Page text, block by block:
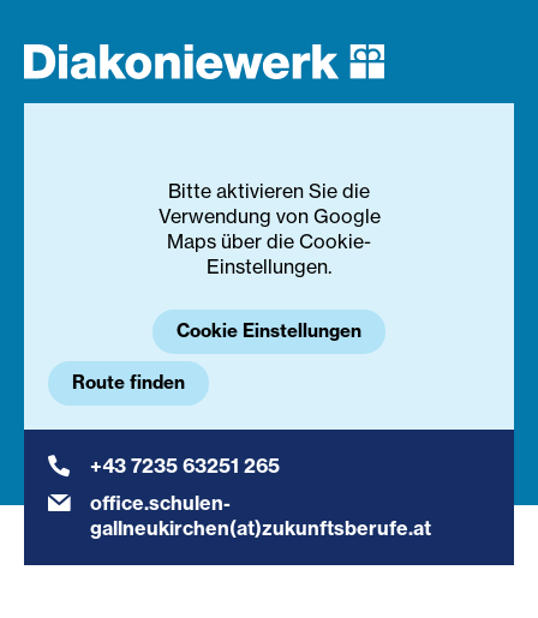
Bitte aktivieren Sie die
Verwendung von Google
Maps über die Cookie-
Einstellungen.
Cookie Einstellungen
Route finden
+43 7235 63251 265
office.schulen-
gallneukirchen(at)zukunftsberufe.at